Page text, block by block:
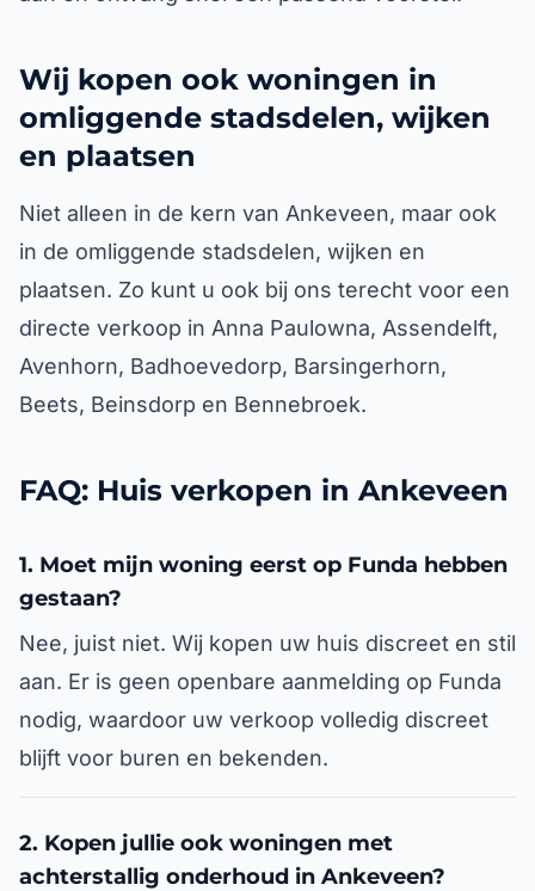
Wij kopen ook woningen in
omliggende stadsdelen, wijken
en plaatsen
Niet alleen in de kern van Ankeveen, maar ook
in de omliggende stadsdelen, wijken en
plaatsen. Zo kunt u ook bij ons terecht voor een
directe verkoop in Anna Paulowna, Assendelft,
Avenhorn, Badhoevedorp, Barsingerhorn,
Beets, Beinsdorp en Bennebroek.
FAQ: Huis verkopen in Ankeveen
1. Moet mijn woning eerst op Funda hebben
gestaan?
Nee, juist niet. Wij kopen uw huis discreet en stil
aan. Er is geen openbare aanmelding op Funda
nodig, waardoor uw verkoop volledig discreet
blijft voor buren en bekenden.
2. Kopen jullie ook woningen met
achterstallig onderhoud in Ankeveen?